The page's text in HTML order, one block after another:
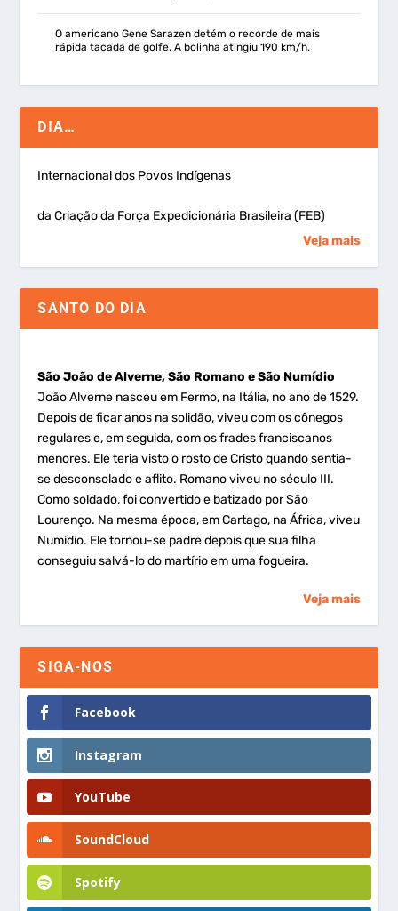
O americano Gene Sarazen detém o recorde de mais
rápida tacada de golfe. A bolinha atingiu 190 km/h.
DIA…
Internacional dos Povos Indígenas
da Criação da Força Expedicionária Brasileira (FEB)
Veja mais
SANTO DO DIA
São João de Alverne, São Romano e São Numídio
João Alverne nasceu em Fermo, na Itália, no ano de 1529.
Depois de ficar anos na solidão, viveu com os cônegos
regulares e, em seguida, com os frades franciscanos
menores. Ele teria visto o rosto de Cristo quando sentia-
se desconsolado e aflito. Romano viveu no século III.
Como soldado, foi convertido e batizado por São
Lourenço. Na mesma época, em Cartago, na África, viveu
Numídio. Ele tornou-se padre depois que sua filha
conseguiu salvá-lo do martírio em uma fogueira.
Veja mais
SIGA-NOS
Facebook
Instagram
YouTube
SoundCloud
Spotify